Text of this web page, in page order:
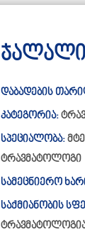
დაბადების
კატეგორია:
სპეციალობა:
ტრავმატოლოგი
სამეცნიერო
საქმიანობის